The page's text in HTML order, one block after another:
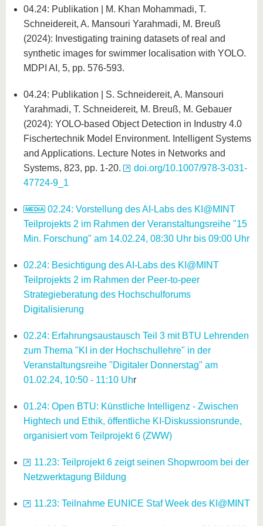
04.24: Publikation | M. Khan Mohammadi, T.
Schneidereit, A. Mansouri Yarahmadi, M. Breuß
(2024): Investigating training datasets of real and
synthetic images for swimmer localisation with YOLO.
MDPI AI, 5, pp. 576-593.
04.24: Publikation | S. Schneidereit, A. Mansouri
Yarahmadi, T. Schneidereit, M. Breuß, M. Gebauer
(2024): YOLO-based Object Detection in Industry 4.0
Fischertechnik Model Environment. Intelligent Systems
and Applications. Lecture Notes in Networks and
Systems, 823, pp. 1-20.
doi.org/10.1007/978-3-031-
47724-9_1
02.24: Vorstellung des AI-Labs des KI@MINT
Teilprojekts 2 im Rahmen der Veranstaltungsreihe "15
Min. Forschung" am 14.02.24, 08:30 Uhr bis 09:00 Uhr
02.24: Besichtigung des AI-Labs des KI@MINT
Teilprojekts 2 im Rahmen der Peer-to-peer
Strategieberatung des Hochschulforums
Digitalisierung
02.24: Erfahrungsaustausch Teil 3 mit BTU Lehrenden
zum Thema "KI in der Hochschullehre" in der
Veranstaltungsreihe "Digitaler Donnerstag" am
01.02.24, 10:50 - 11:10 Uhr
01.24: Open BTU: Künstliche Intelligenz - Zwischen
Hightech und Ethik, öffentliche KI-Diskussionsrunde,
organisiert vom Teilprojekt 6 (ZWW)
11.23: Teilprojekt 6 zeigt seinen Shopwroom bei der
Netzwerktagung Bildung
11.23: Teilnahme EUNICE Staf Week des KI@MINT